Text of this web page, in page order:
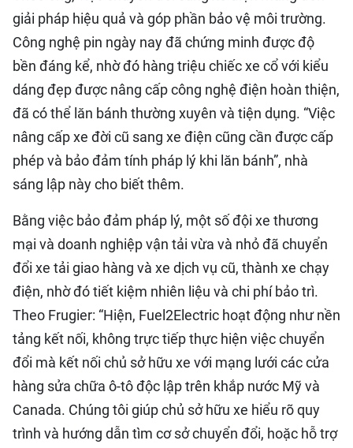
giải pháp hiệu quả và góp phần bảo vệ môi trường.
Công nghệ pin ngày nay đã chứng minh được độ
bền đáng kể, nhờ đó hàng triệu chiếc xe cổ với kiểu
dáng đẹp được nâng cấp công nghệ điện hoàn thiện,
đã có thể lăn bánh thường xuyên và tiện dụng. “Việc
nâng cấp xe đời cũ sang xe điện cũng cần được cấp
phép và bảo đảm tính pháp lý khi lăn bánh”, nhà
sáng lập này cho biết thêm.
Bằng việc bảo đảm pháp lý, một số đội xe thương
mại và doanh nghiệp vận tải vừa và nhỏ đã chuyển
đổi xe tải giao hàng và xe dịch vụ cũ, thành xe chạy
điện, nhờ đó tiết kiệm nhiên liệu và chi phí bảo trì.
Theo Frugier: “Hiện, Fuel2Electric hoạt động như nền
tảng kết nối, không trực tiếp thực hiện việc chuyển
đổi mà kết nối chủ sở hữu xe với mạng lưới các cửa
hàng sửa chữa ô-tô độc lập trên khắp nước Mỹ và
Canada. Chúng tôi giúp chủ sở hữu xe hiểu rõ quy
trình và hướng dẫn tìm cơ sở chuyển đổi, hoặc hỗ trợ